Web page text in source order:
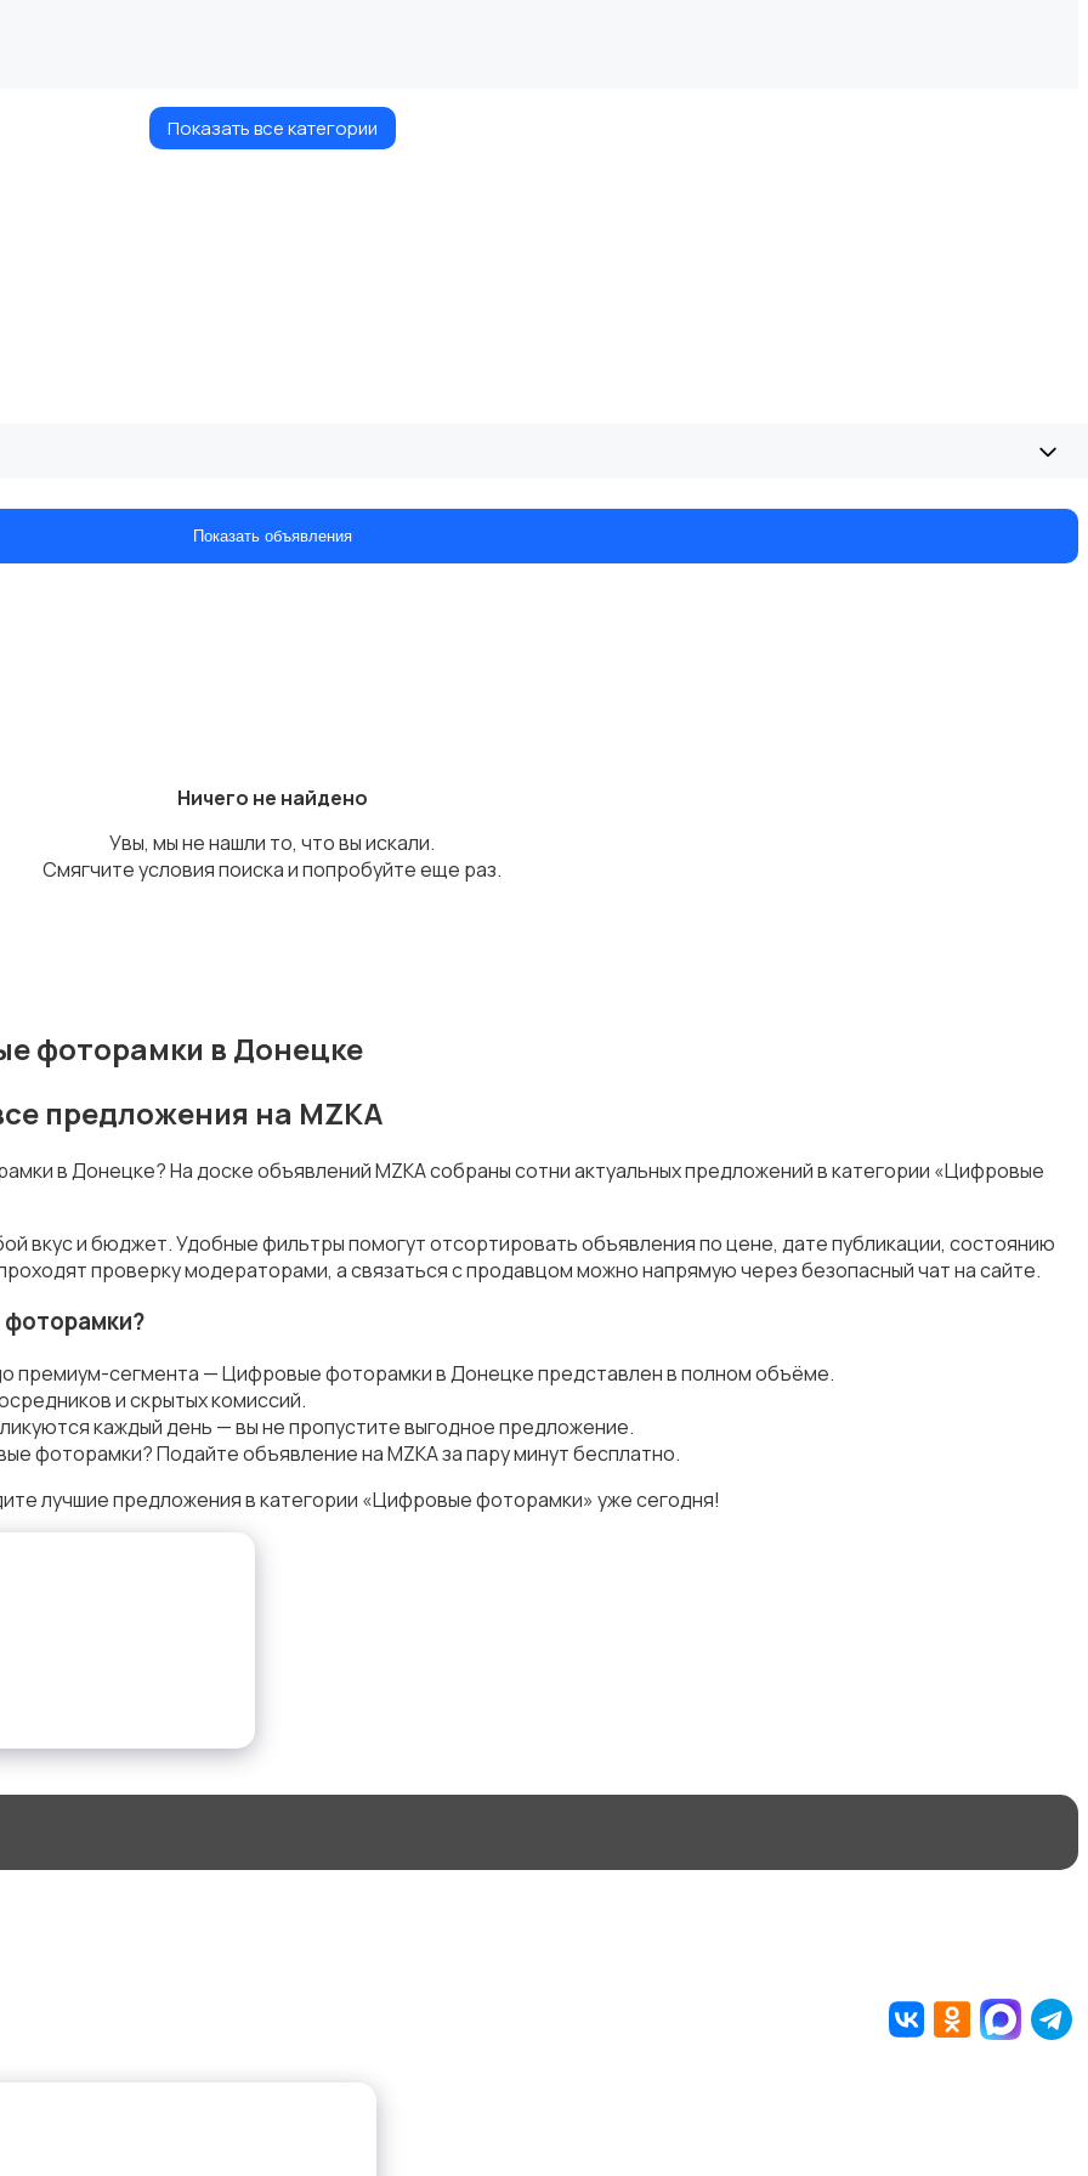
Показать все категории
Показать объявления
Ничего не найдено
Увы, мы не нашли то, что вы искали.
Смягчите условия поиска и попробуйте еще раз.
фоторамки в Донецке
предложения на MZKA
в Донецке? На доске объявлений MZKA собраны сотни актуальных предложений в категории «Цифровые
вкус и бюджет. Удобные фильтры помогут отсортировать объявления по цене, дате публикации, состоянию
проверку модераторами, а связаться с продавцом можно напрямую через безопасный чат на сайте.
премиум-сегмента — Цифровые фоторамки в Донецке представлен в полном объёме.
и скрытых комиссий.
каждый день — вы не пропустите выгодное предложение.
фоторамки? Подайте объявление на MZKA за пару минут бесплатно.
лучшие предложения в категории «Цифровые фоторамки» уже сегодня!